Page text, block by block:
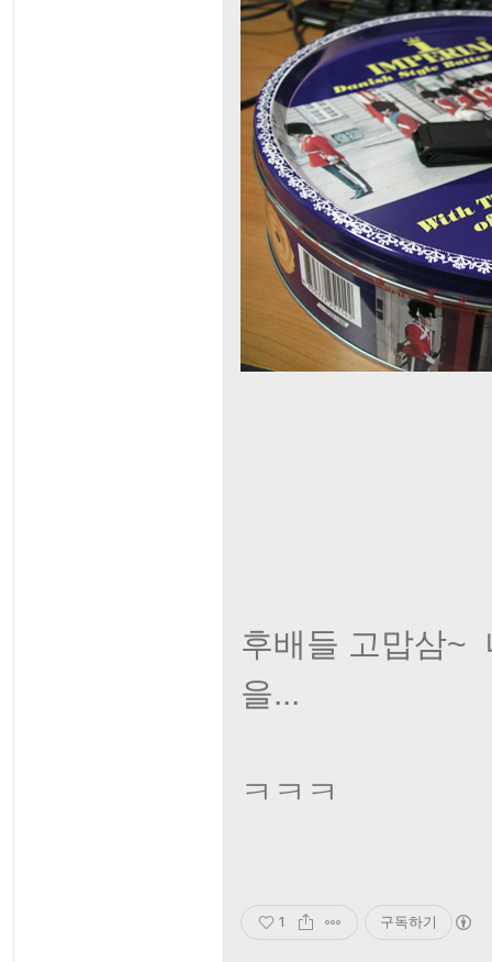
후배들 고맙삼~
을...
ㅋㅋㅋ
1 구독하기